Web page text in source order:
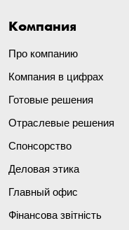
Компания
Про компанию
Компания в цифрах
Готовые решения
Отраслевые решения
Спонсорство
Деловая этика
Главный офис
Фінансова звітність